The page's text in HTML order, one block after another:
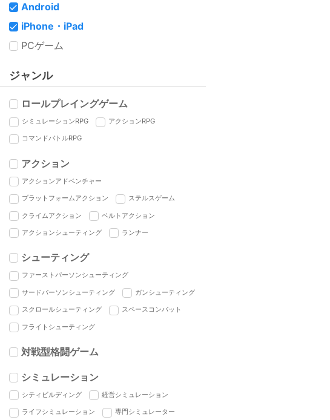
Android
iPhone・iPad
PCゲーム
ジャンル
ロールプレイングゲーム
シミュレーションRPG アクションRPG
コマンドバトルRPG
アクション
アクションアドベンチャー
プラットフォームアクション ステルスゲーム
クライムアクション ベルトアクション
アクションシューティング ランナー
シューティング
ファーストパーソンシューティング
サードパーソンシューティング ガンシューティング
スクロールシューティング スペースコンバット
フライトシューティング
対戦型格闘ゲーム
シミュレーション
シティビルディング 経営シミュレーション
ライフシミュレーション 専門シミュレーター